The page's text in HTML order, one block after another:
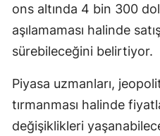
ons altında 4 bin 300
aşılamaması halinde
sürebileceğini belirtiyor.
Piyasa uzmanları,
tırmanması halinde
değişiklikleri